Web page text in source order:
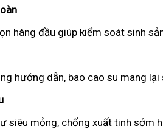
hàng đầu giúp kiểm soát sinh
hướng dẫn, bao cao su mang
siêu mỏng, chống xuất tinh sớm